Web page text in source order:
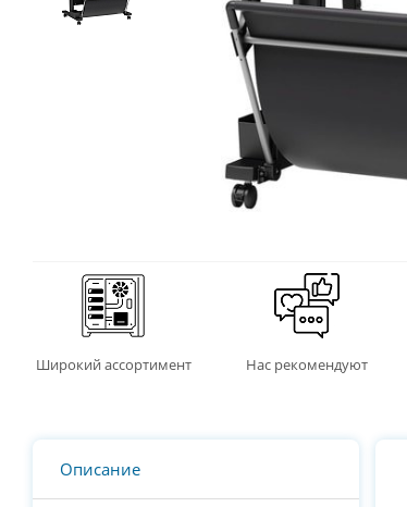
Широкий ассортимент Нас рекомендуют
Описание